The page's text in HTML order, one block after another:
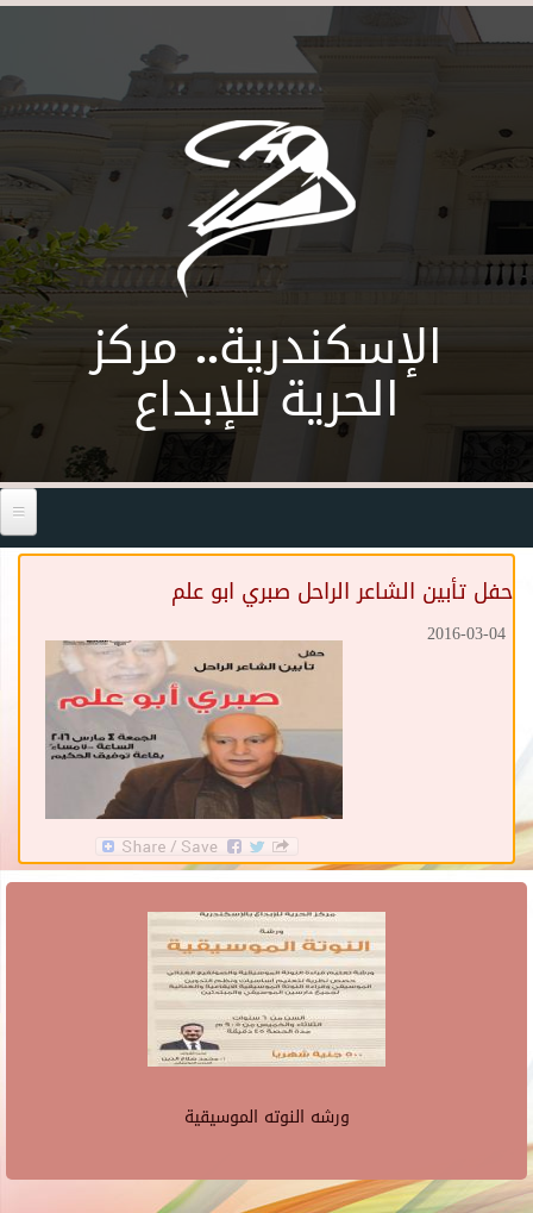
Skip to main content
الإسكندرية.. مركز
الحرية للإبداع
حفل تأبين الشاعر الراحل صبري ابو علم
2016-03-04
ورشه النوته الموسيقية